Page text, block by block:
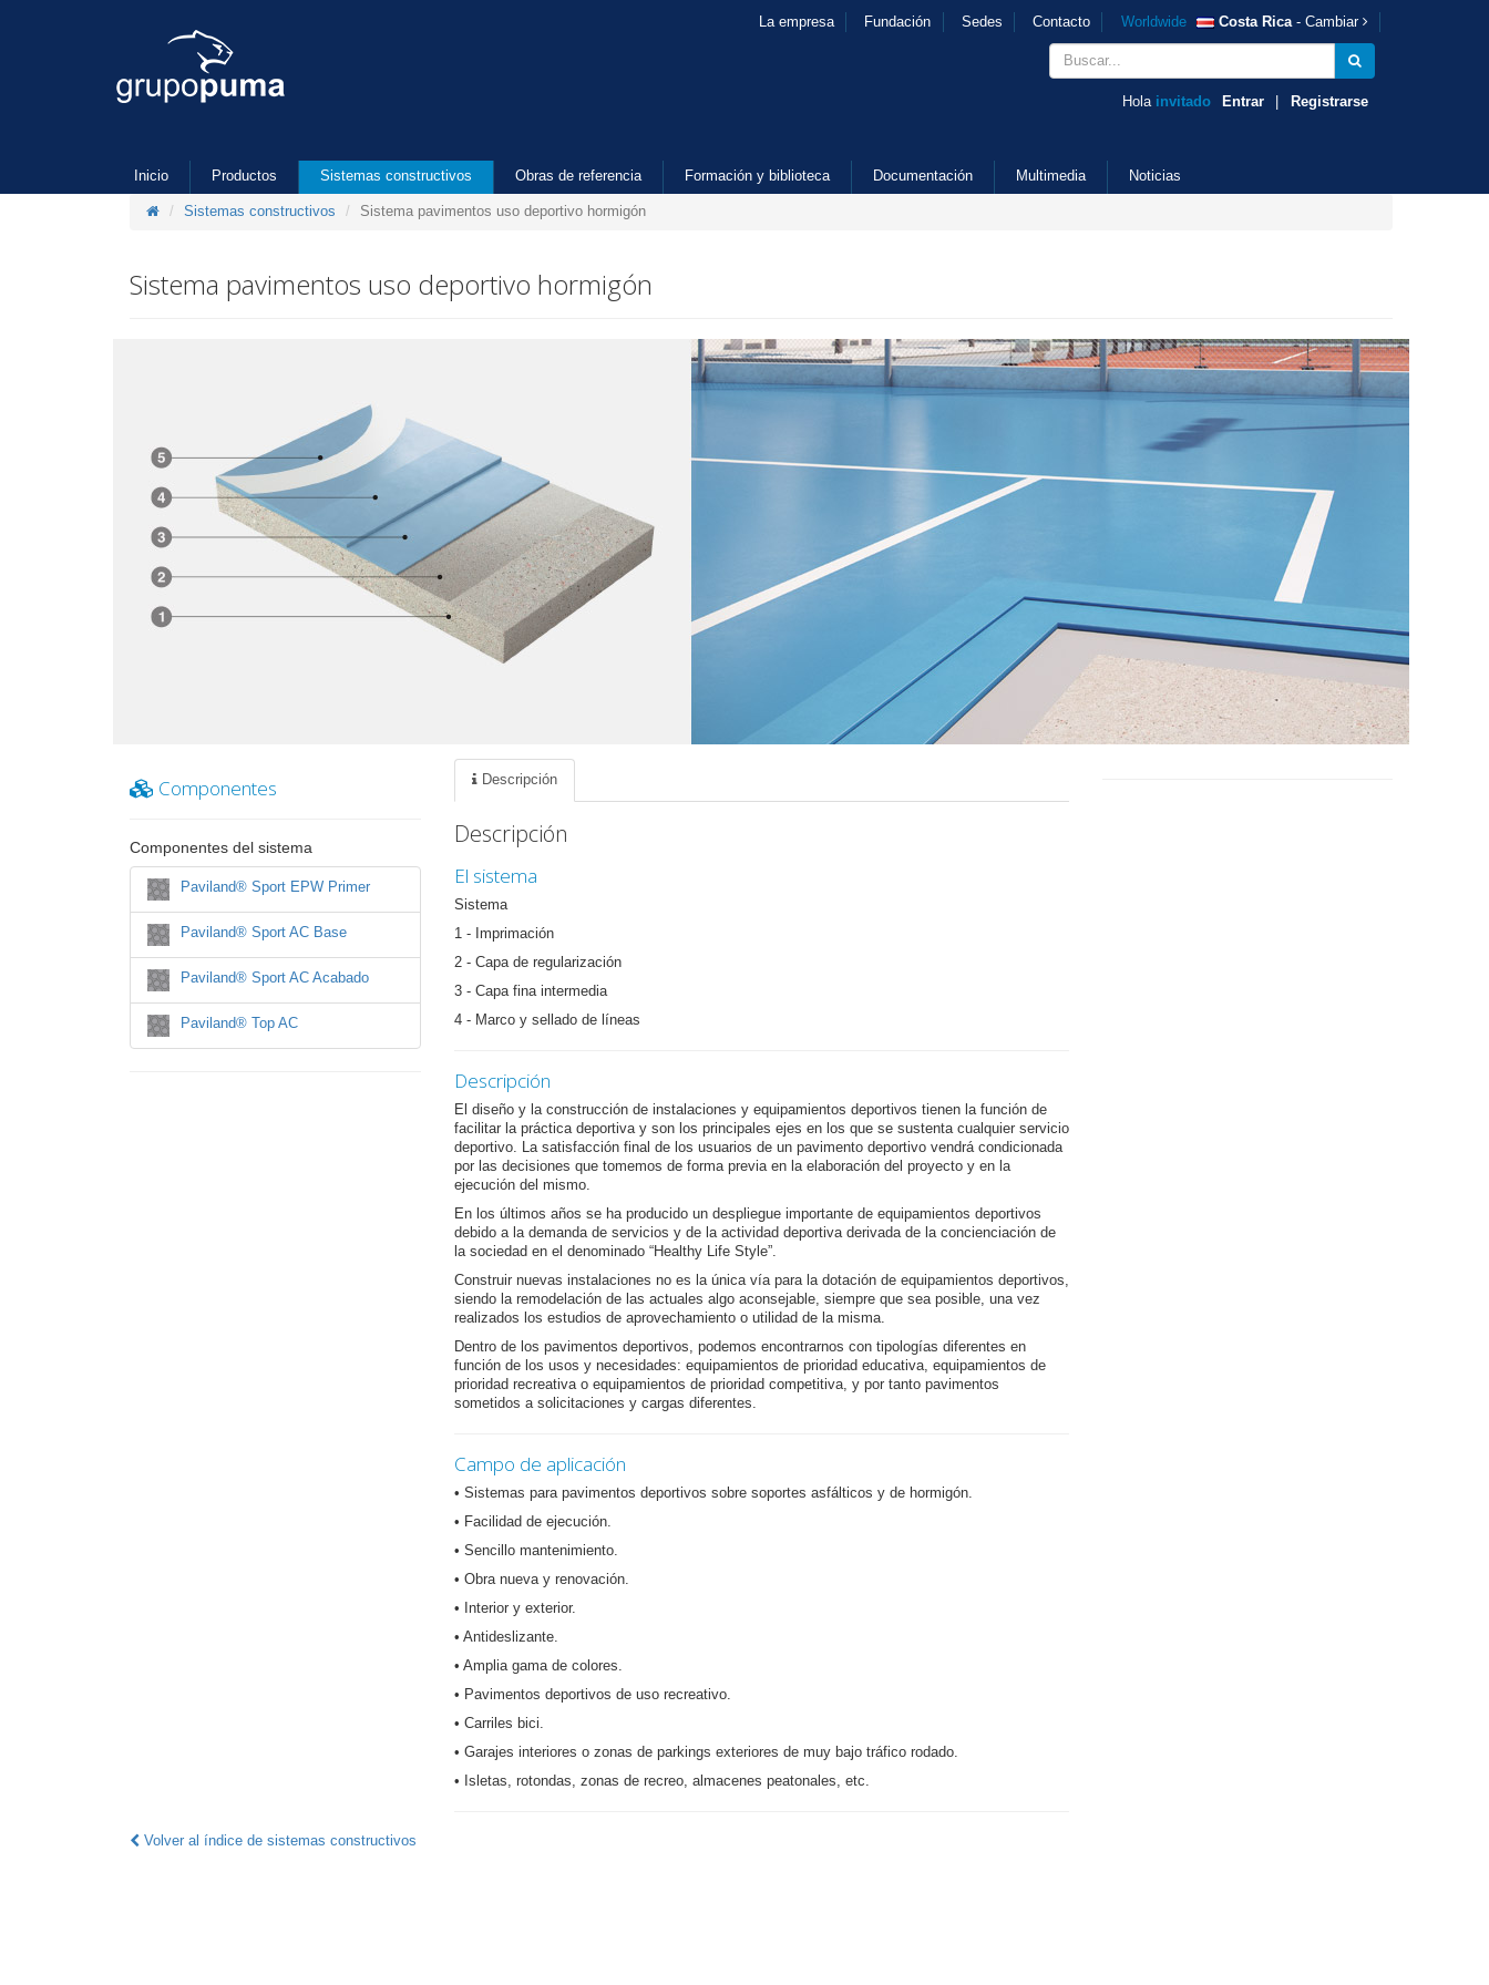
La empresa Fundación Sedes Contacto Worldwide Costa Rica- Cambiar
Hola invitado Entrar Registrarse
Inicio Productos Sistemas constructivos Obras de referencia Formación y biblioteca Documentación Multimedia Noticias
Sistemas constructivos Sistema pavimentos uso deportivo hormigón
Sistema pavimentos uso deportivo hormigón
Componentes
Componentes del sistema
Paviland® Sport EPW Primer
Paviland® Sport AC Base
Paviland® Sport AC Acabado
Paviland® Top AC
Descripción
Descripción
El sistema
Sistema
1 - Imprimación
2 - Capa de regularización
3 - Capa fina intermedia
4 - Marco y sellado de líneas
Descripción
El diseño y la construcción de instalaciones y equipamientos deportivos tienen la función de
facilitar la práctica deportiva y son los principales ejes en los que se sustenta cualquier servicio
deportivo. La satisfacción final de los usuarios de un pavimento deportivo vendrá condicionada
por las decisiones que tomemos de forma previa en la elaboración del proyecto y en la
ejecución del mismo.
En los últimos años se ha producido un despliegue importante de equipamientos deportivos
debido a la demanda de servicios y de la actividad deportiva derivada de la concienciación de
la sociedad en el denominado “Healthy Life Style”.
Construir nuevas instalaciones no es la única vía para la dotación de equipamientos deportivos,
siendo la remodelación de las actuales algo aconsejable, siempre que sea posible, una vez
realizados los estudios de aprovechamiento o utilidad de la misma.
Dentro de los pavimentos deportivos, podemos encontrarnos con tipologías diferentes en
función de los usos y necesidades: equipamientos de prioridad educativa, equipamientos de
prioridad recreativa o equipamientos de prioridad competitiva, y por tanto pavimentos
sometidos a solicitaciones y cargas diferentes.
Campo de aplicación
• Sistemas para pavimentos deportivos sobre soportes asfálticos y de hormigón.
• Facilidad de ejecución.
• Sencillo mantenimiento.
• Obra nueva y renovación.
• Interior y exterior.
• Antideslizante.
• Amplia gama de colores.
• Pavimentos deportivos de uso recreativo.
• Carriles bici.
• Garajes interiores o zonas de parkings exteriores de muy bajo tráfico rodado.
• Isletas, rotondas, zonas de recreo, almacenes peatonales, etc.
Volver al índice de sistemas constructivos